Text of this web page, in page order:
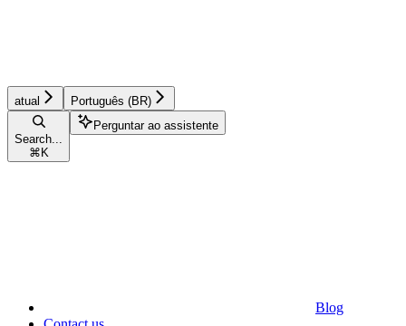
atual Português (BR)
Search...
⌘ K
Perguntar ao assistente
Blog